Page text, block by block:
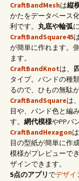
CraftBandMeshは縦
かたをデータベース
利です。 丸底や輪弧
CraftBandSquare45
が簡単に作れます。
ます。
CraftBandKnotは、
タイプ。バンドの種
るので、ひもの無駄
CraftBandSquareは、
目や、バンド色と編
す。 網代模様やPPバ
CraftBandHexagonは
目の型紙が簡単に作
模様がプレビューで
ザインできます。
5点のアプリ でデザイ